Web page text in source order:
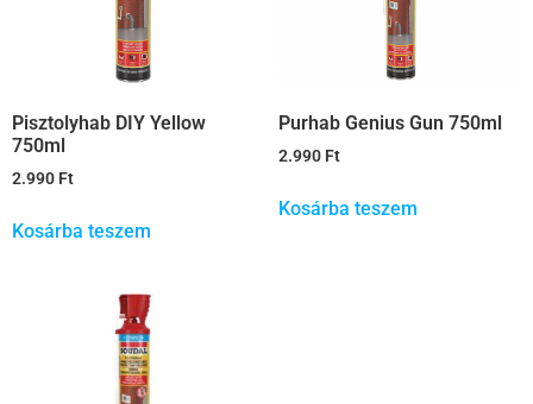
Pisztolyhab DIY Yellow
750ml
2.990 Ft
Kosárba teszem
Purhab Genius Gun 750ml
2.990 Ft
Kosárba teszem